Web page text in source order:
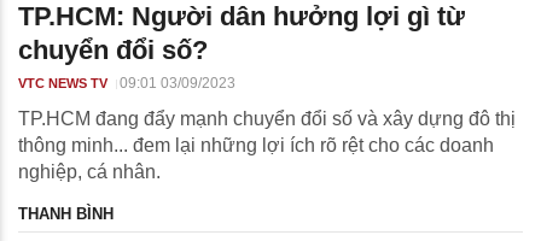
TP.HCM: Người dân hưởng lợi gì từ
chuyển đổi số?
VTC NEWS TV 09:01 03/09/2023
TP.HCM đang đẩy mạnh chuyển đổi số và xây dựng đô thị
thông minh... đem lại những lợi ích rõ rệt cho các doanh
nghiệp, cá nhân.
THANH BÌNH